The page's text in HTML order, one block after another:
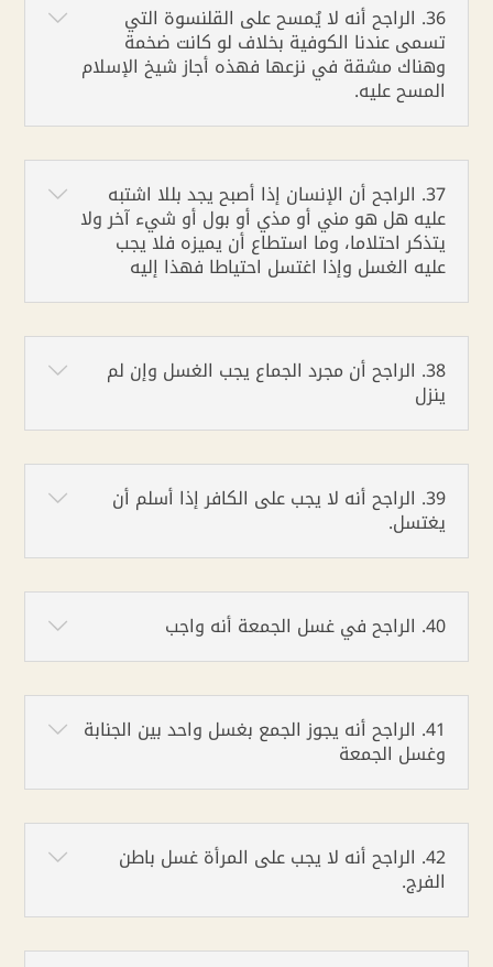
36. الراجح أنه لا يُمسح على القلنسوة التي
تسمى عندنا الكوفية بخلاف لو كانت ضخمة
وهناك مشقة في نزعها فهذه أجاز شيخ الإسلام
المسح عليه.
37. الراجح أن الإنسان إذا أصبح يجد بللا اشتبه
عليه هل هو مني أو مذي أو بول أو شيء آخر ولا
يتذكر احتلاما، وما استطاع أن يميزه فلا يجب
عليه الغسل وإذا اغتسل احتياطا فهذا إليه
38. الراجح أن مجرد الجماع يجب الغسل وإن لم
ينزل
39. الراجح أنه لا يجب على الكافر إذا أسلم أن
يغتسل.
40. الراجح في غسل الجمعة أنه واجب
41. الراجح أنه يجوز الجمع بغسل واحد بين الجنابة
وغسل الجمعة
42. الراجح أنه لا يجب على المرأة غسل باطن
الفرج.